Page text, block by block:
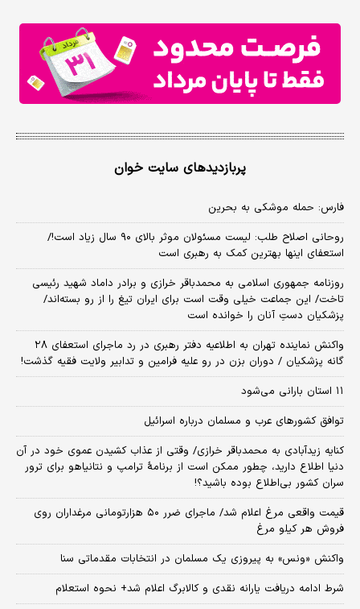
پربازدیدهای سایت خوان
فارس: حمله موشکی به بحرین
روحانی اصلاح طلب: ‌لیست مسئولان موثر بالای ۹۰ سال زیاد است!/
استعفای اینها بهترین کمک به رهبری است
روزنامه جمهوری اسلامی به محمدباقر خرازی و برادر داماد شهید رئیسی
تاخت/ این جماعت خیلی وقت است برای ایران تیغ را از رو بسته‌اند/
پزشکیان دستِ آنان را خوانده است
واکنش نماینده تهران به اطلاعیه دفتر رهبری در رد ماجرای استعفای ۲۸
گانه پزشکیان / دوران بزن در رو علیه فرامین و تدابیر ولایت فقیه گذشت!
۱۱ استان بارانی می‌شود
توافق کشورهای عرب و مسلمان درباره اسرائیل
کنایه زیدآبادی به محمدباقر خرازی/ وقتی از عذاب کشیدن عموی خود در آن
دنیا اطلاع دارید، چطور ممکن است از برنامهٔ ترامپ و نتانیاهو برای ترور
سران کشور بی‌اطلاع بوده باشید؟!
قیمت واقعی مرغ اعلام شد/ ماجرای ضرر ۵۰ هزارتومانی مرغداران روی
فروش هر کیلو مرغ
واکنش «ونس» به پیروزی یک مسلمان در انتخابات مقدماتی سنا
شرط ادامه دریافت یارانه نقدی و کالابرگ اعلام شد+ نحوه استعلام